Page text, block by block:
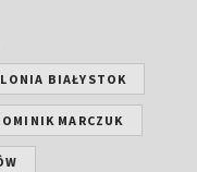
BIAŁYSTOK
MARCZUK